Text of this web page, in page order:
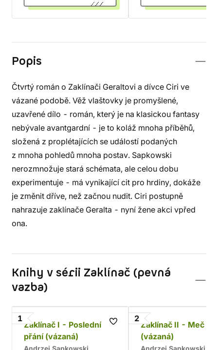
Popis
Čtvrtý román o Zaklínači Geraltovi a dívce Ciri ve
vázané podobě. Věž vlaštovky je promyšlené,
uzavřené dílo - román, který je na klasickou fantasy
nebývale avantgardní - je to koláž mnoha příběhů,
složená z proplétajících se událostí podaných
z mnoha pohledů mnoha postav. Sapkowski
nerozmnožuje stará schémata, ale celou dobu
experimentuje - má vynikající cit pro hrdiny, dokáže
je změnit dříve, než začnou nudit. Ciri postupně
nahrazuje zaklínače Geralta - nyní žene akci vpřed
ona.
Knihy v sérii Zaklínač (pevná
vazba)
1
Zaklínač I - Poslední
přání (vázaná)
2
Zaklínač II - Meč
(vázaná)